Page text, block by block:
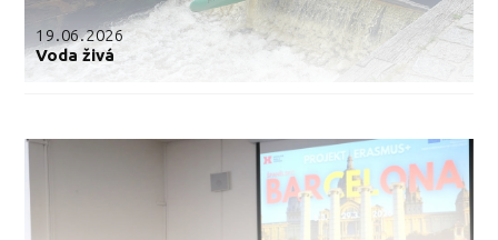
19.06.2026
Voda živá